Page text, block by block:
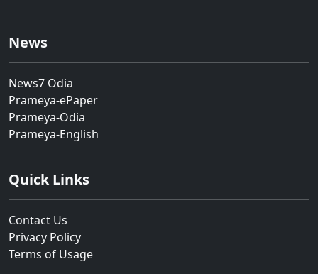
News
News7 Odia
Prameya-ePaper
Prameya-Odia
Prameya-English
Quick Links
Contact Us
Privacy Policy
Terms of Usage